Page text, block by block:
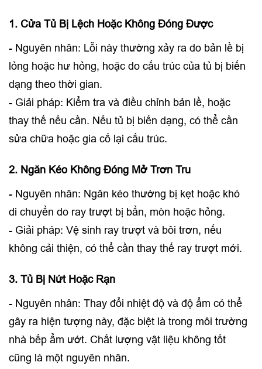
1. Cửa Tủ Bị Lệch Hoặc Không Đóng Được
- Nguyên nhân: Lỗi này thường xảy ra do bản lề bị
lỏng hoặc hư hỏng, hoặc do cấu trúc của tủ bị biến
dạng theo thời gian.
- Giải pháp: Kiểm tra và điều chỉnh bản lề, hoặc
thay thế nếu cần. Nếu tủ bị biến dạng, có thể cần
sửa chữa hoặc gia cố lại cấu trúc.
2. Ngăn Kéo Không Đóng Mở Trơn Tru
- Nguyên nhân: Ngăn kéo thường bị kẹt hoặc khó
di chuyển do ray trượt bị bẩn, mòn hoặc hỏng.
- Giải pháp: Vệ sinh ray trượt và bôi trơn, nếu
không cải thiện, có thể cần thay thế ray trượt mới.
3. Tủ Bị Nứt Hoặc Rạn
- Nguyên nhân: Thay đổi nhiệt độ và độ ẩm có thể
gây ra hiện tượng này, đặc biệt là trong môi trường
nhà bếp ẩm ướt. Chất lượng vật liệu không tốt
cũng là một nguyên nhân.